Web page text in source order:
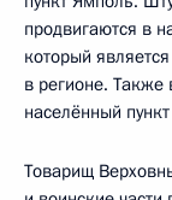
продвигаются в
который
в регионе. Также
населённый
Товарищ